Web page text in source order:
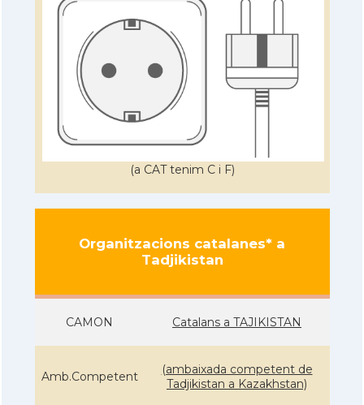
(a CAT tenim C i F)
Organitzacions catalanes* a
Tadjikistan
CAMON Catalans a TAJIKISTAN
Amb.Competent
(ambaixada competent de
Tadjikistan a Kazakhstan)